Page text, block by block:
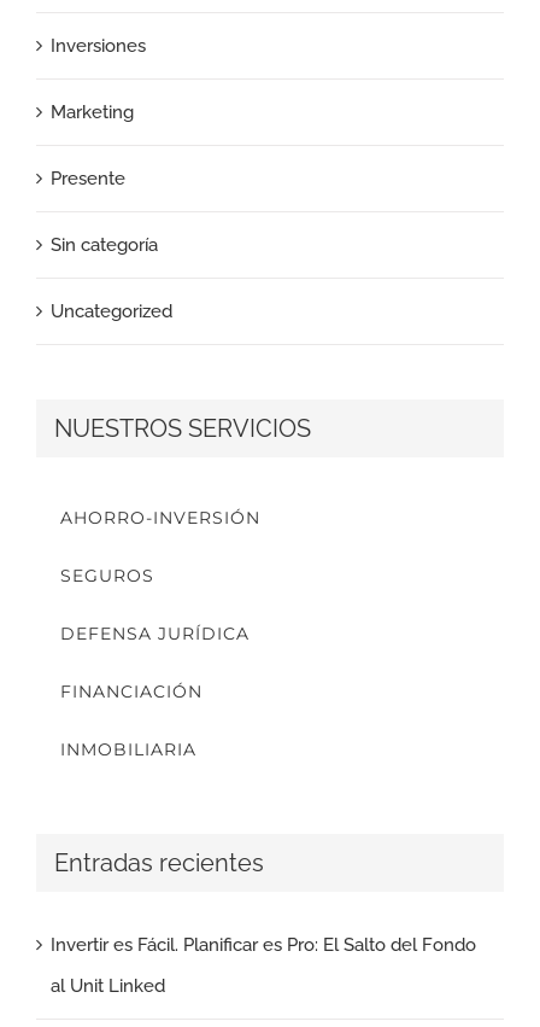
Inversiones
Marketing
Presente
Sin categoría
Uncategorized
NUESTROS SERVICIOS
AHORRO-INVERSIÓN
SEGUROS
DEFENSA JURÍDICA
FINANCIACIÓN
INMOBILIARIA
Entradas recientes
Invertir es Fácil. Planificar es Pro: El Salto del Fondo
al Unit Linked